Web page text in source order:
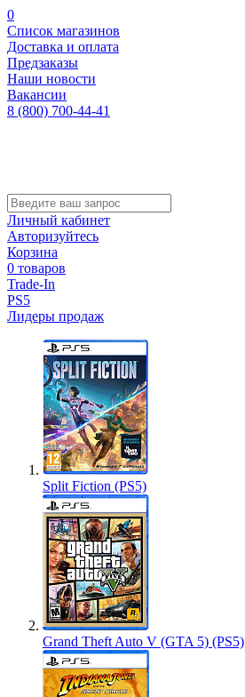
0
Список магазинов
Доставка и оплата
Предзаказы
Наши новости
Вакансии
8 (800) 700-44-41
Личный кабинет
Авторизуйтесь
Корзина
0 товаров
Trade-In
PS5
Лидеры продаж
Split Fiction (PS5)
Grand Theft Auto V (GTA 5) (PS5)